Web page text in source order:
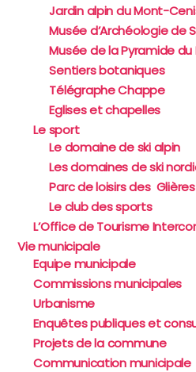
Jardin alpin du Mont-
Musée d’Archéologie de
Musée de la Pyramide
Sentiers botaniques
Télégraphe Chappe
Eglises et chapelles
Le sport
Le domaine de ski alpin
Les domaines de ski
Parc de loisirs des Glières
Le club des sports
L’Office de Tourisme
Vie municipale
Equipe municipale
Commissions municipales
Urbanisme
Enquêtes publiques et
Projets de la commune
Communication municipale